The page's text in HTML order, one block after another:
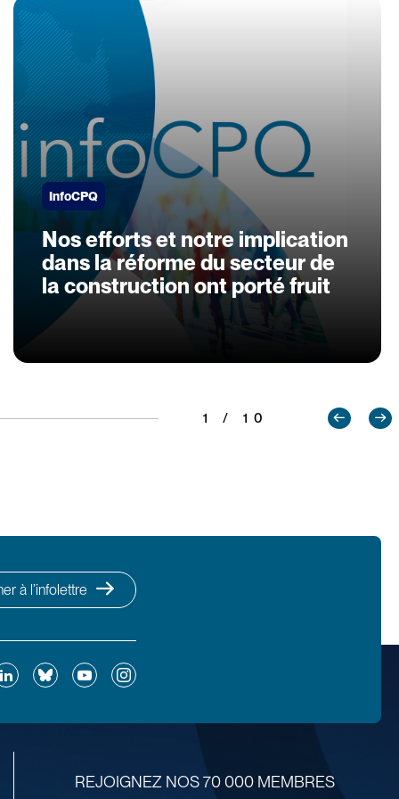
InfoCPQ
Nos efforts et notre implication
dans la réforme du secteur de
la construction ont porté fruit
1 / 10
à l’infolettre
BlueskyYouTubeInstagram
REJOIGNEZ NOS 70 000 MEMBRES